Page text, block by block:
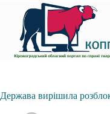
вмісту
Держава вирішила